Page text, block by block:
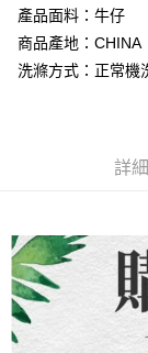
【繳款方式說明】
1.分期款項不併入電
醒簡訊。
2.透過簡訊連結打開
1.本服務係由「台
用戶於交易時，得
資料（包含姓名、
由本公司與您本人
3.完整用戶服務條款
３．安心：先確認商
【「AFTEE先享後付
１．於結帳方式選擇
※ 請注意：結帳手
是否繳費成功／繳
客戶支援中心」
【注意事項】
１．透過由恩沛科
易，需依本服務之
運送方式
全家取貨付款
每筆NT$80，滿
貨到付款
每筆NT$130，滿
海外配送
產品面料：牛仔
商品產地：CHINA
洗滌方式：正常機
詳